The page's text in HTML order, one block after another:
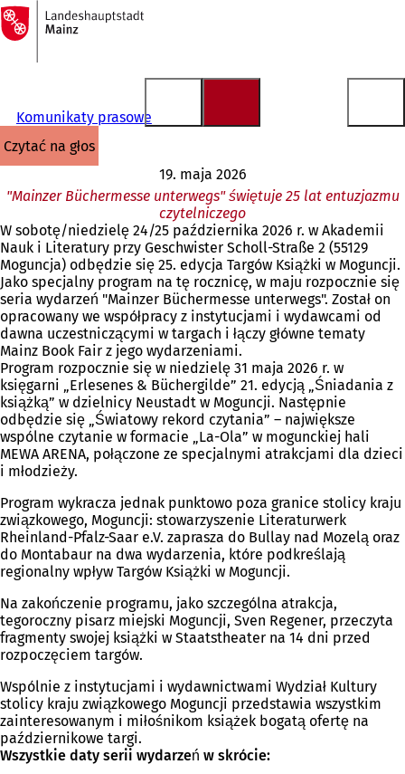
Przejdź do treści
Do
strony
głównej
Komunikaty prasowe
czytać na głos
19. maja 2026
"Mainzer Büchermesse unterwegs" świętuje 25 lat entuzjazmu
czytelniczego
W sobotę/niedzielę 24/25 października 2026 r. w Akademii
Nauk i Literatury przy Geschwister Scholl-Straße 2 (55129
Moguncja) odbędzie się 25. edycja Targów Książki w Moguncji.
Jako specjalny program na tę rocznicę, w maju rozpocznie się
seria wydarzeń "Mainzer Büchermesse unterwegs". Został on
opracowany we współpracy z instytucjami i wydawcami od
dawna uczestniczącymi w targach i łączy główne tematy
Mainz Book Fair z jego wydarzeniami.
Program rozpocznie się w niedzielę 31 maja 2026 r. w
księgarni „Erlesenes & Büchergilde” 21. edycją „Śniadania z
książką” w dzielnicy Neustadt w Moguncji. Następnie
odbędzie się „Światowy rekord czytania” – największe
wspólne czytanie w formacie „La-Ola” w mogunckiej hali
MEWA ARENA, połączone ze specjalnymi atrakcjami dla dzieci
i młodzieży.
Program wykracza jednak punktowo poza granice stolicy kraju
związkowego, Moguncji: stowarzyszenie Literaturwerk
Rheinland-Pfalz-Saar e.V. zaprasza do Bullay nad Mozelą oraz
do Montabaur na dwa wydarzenia, które podkreślają
regionalny wpływ Targów Książki w Moguncji.
Na zakończenie programu, jako szczególna atrakcja,
tegoroczny pisarz miejski Moguncji, Sven Regener, przeczyta
fragmenty swojej książki w Staatstheater na 14 dni przed
rozpoczęciem targów.
Wspólnie z instytucjami i wydawnictwami Wydział Kultury
stolicy kraju związkowego Moguncji przedstawia wszystkim
zainteresowanym i miłośnikom książek bogatą ofertę na
październikowe targi.
Wszystkie daty serii wydarzeń w skrócie: